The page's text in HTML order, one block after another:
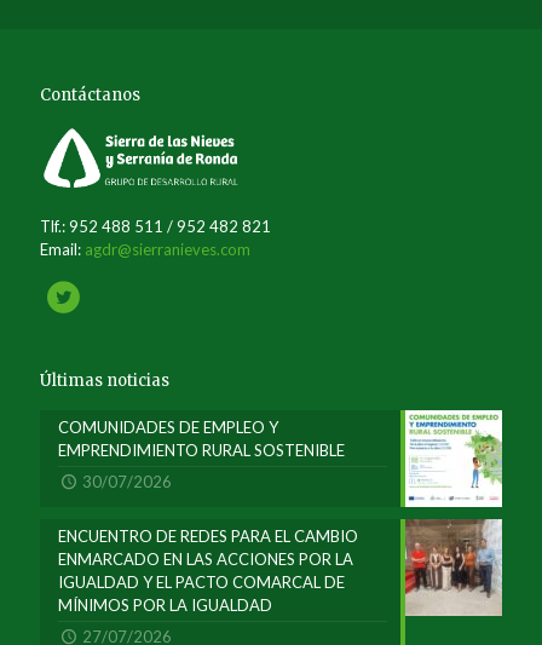
Contáctanos
Tlf.: 952 488 511 / 952 482 821
Email: agdr@sierranieves.com
Últimas noticias
COMUNIDADES DE EMPLEO Y
EMPRENDIMIENTO RURAL SOSTENIBLE
30/07/2026
ENCUENTRO DE REDES PARA EL CAMBIO
ENMARCADO EN LAS ACCIONES POR LA
IGUALDAD Y EL PACTO COMARCAL DE
MÍNIMOS POR LA IGUALDAD
27/07/2026